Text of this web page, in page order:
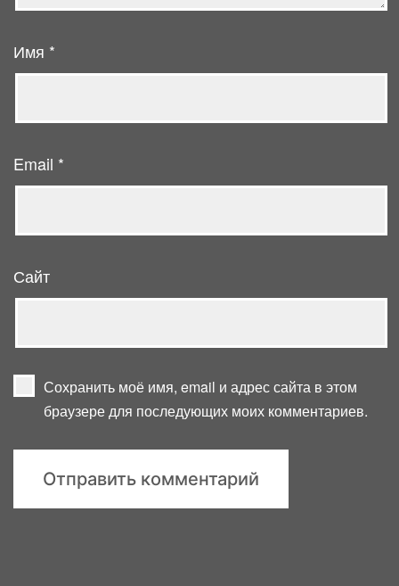
Имя *
Email *
Сайт
Сохранить моё имя, email и адрес сайта в этом
браузере для последующих моих комментариев.